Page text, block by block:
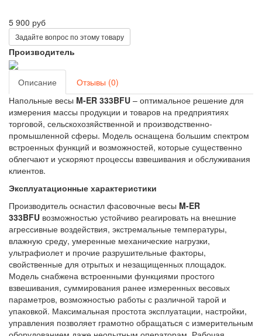
5 900 руб
Задайте вопрос по этому товару
Производитель
Описание
Отзывы (0)
Напольные весы M-ER 333BFU – оптимальное решение для
измерения массы продукции и товаров на предприятиях
торговой, сельскохозяйственной и производственно-
промышленной сферы. Модель оснащена большим спектром
встроенных функций и возможностей, которые существенно
облегчают и ускоряют процессы взвешивания и обслуживания
клиентов.
Эксплуатационные характеристики
Производитель оснастил фасовочные весы M-ER
333BFU возможностью устойчиво реагировать на внешние
агрессивные воздействия, экстремальные температуры,
влажную среду, умеренные механические нагрузки,
ультрафиолет и прочие разрушительные факторы,
свойственные для отрытых и незащищенных площадок.
Модель снабжена встроенными функциями простого
взвешивания, суммирования ранее измеренных весовых
параметров, возможностью работы с различной тарой и
упаковкой. Максимальная простота эксплуатации, настройки,
управления позволяет грамотно обращаться с измерительным